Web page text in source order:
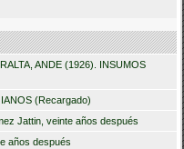
ANDE (1926). INSUMOS
(Recargado)
Jattin, veinte años después
años después